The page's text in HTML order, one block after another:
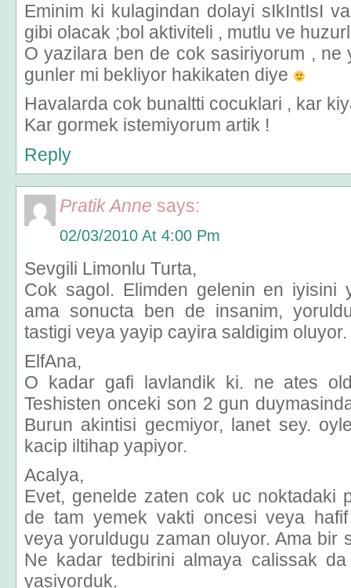
Eminim ki kulagindan dolayi sIkIntIsI
gibi olacak ;bol aktiviteli , mutlu ve
O yazilara ben de cok sasiriyorum , ne
gunler mi bekliyor hakikaten diye
Havalarda cok bunaltti cocuklari , kar
Kar gormek istemiyorum artik !
Reply
Pratik Anne says:
02/03/2010 At 4:00 Pm
Sevgili Limonlu Turta,
Cok sagol. Elimden gelenin en iyisini
ama sonucta ben de insanim,
tastigi veya yayip cayira saldigim oluyor.
ElfAna,
O kadar gafi lavlandik ki. ne ates
Teshisten onceki son 2 gun
Burun akintisi gecmiyor, lanet sey.
kacip iltihap yapiyor.
Acalya,
Evet, genelde zaten cok uc noktadaki
de tam yemek vakti oncesi veya
veya yoruldugu zaman oluyor. Ama bir
Ne kadar tedbirini almaya calissak
yasiyorduk.